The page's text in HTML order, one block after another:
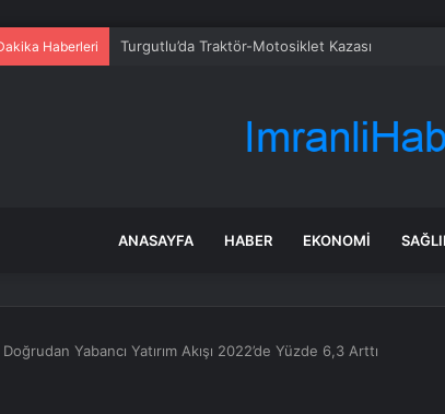
Haberleri Turgutlu’da Traktör-Motosiklet Kazası
ANASAYFA HABER EKONOMI
Doğrudan Yabancı Yatırım Akışı 2022’de Yüzde 6,3 Arttı